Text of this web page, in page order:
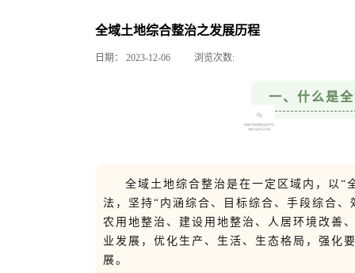
全域土地综合整治之发展历程
日期： 2023-12-06 浏览次数:
一、什么是
全域土地综合整治是在一定区域内，以“
法，坚持“内涵综合、目标综合、手段综合
农用地整治、建设用地整治、人居环境改善
业发展，优化生产、生活、生态格局，强化
展。